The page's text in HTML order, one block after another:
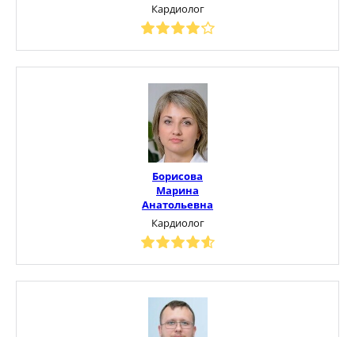
Кардиолог
Борисова
Марина
Анатольевна
Кардиолог